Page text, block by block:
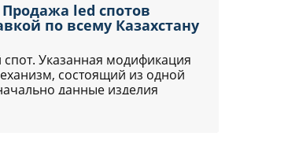
led спотов
по всему Казахстану
Указанная модификация
состоящий из одной
данные изделия
используются в жилых